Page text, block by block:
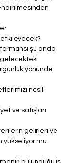
etkileyecek?
şu anda
gelecekteki
yönünde
nasıl
ve satışları
gelirleri ve
yükseliyor mu
bulunduğu iş